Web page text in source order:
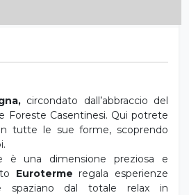
circondato dall’abbraccio del
Foreste Casentinesi. Qui potrete
tutte le sue forme, scoprendo
è una dimensione preziosa e
Euroterme regala esperienze
spaziano dal totale relax in